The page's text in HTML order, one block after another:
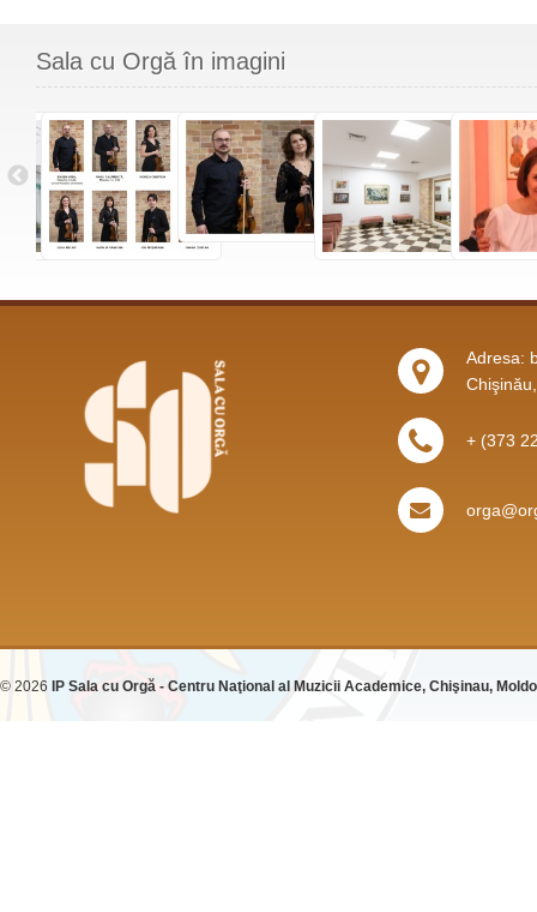
Sala cu Orgă în imagini
Adresa:
+ (373
© 2026 IP Sala cu Orgă - Centru Naţional al Muzicii Academice, Chişinau,